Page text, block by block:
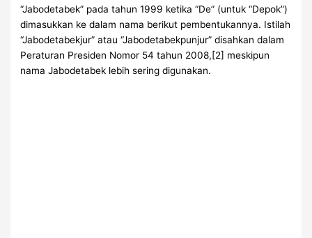
“Jabodetabek” pada tahun 1999 ketika “De” (untuk “Depok”)
dimasukkan ke dalam nama berikut pembentukannya. Istilah
“Jabodetabekjur” atau “Jabodetabekpunjur” disahkan dalam
Peraturan Presiden Nomor 54 tahun 2008,[2] meskipun
nama Jabodetabek lebih sering digunakan.